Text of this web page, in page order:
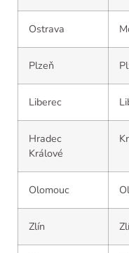
Ostrava
Plzeň
Liberec
Hradec
Králové
Olomouc
Zlín